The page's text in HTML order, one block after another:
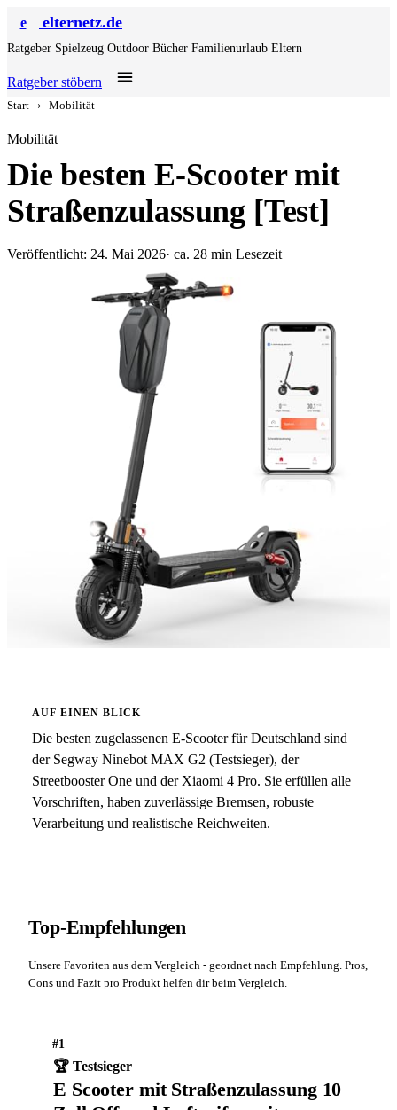
e elternetz.de
Ratgeber Spielzeug Outdoor Bücher Familienurlaub Eltern
Ratgeber stöbern
Start › Mobilität
Mobilität
Die besten E-Scooter mit
Straßenzulassung [Test]
Veröffentlicht: 24. Mai 2026· ca. 28 min Lesezeit
AUF EINEN BLICK
Die besten zugelassenen E-Scooter für Deutschland sind
der Segway Ninebot MAX G2 (Testsieger), der
Streetbooster One und der Xiaomi 4 Pro. Sie erfüllen alle
Vorschriften, haben zuverlässige Bremsen, robuste
Verarbeitung und realistische Reichweiten.
Top-Empfehlungen
Unsere Favoriten aus dem Vergleich - geordnet nach Empfehlung. Pros,
Cons und Fazit pro Produkt helfen dir beim Vergleich.
#1
🏆 Testsieger
E Scooter mit Straßenzulassung 10